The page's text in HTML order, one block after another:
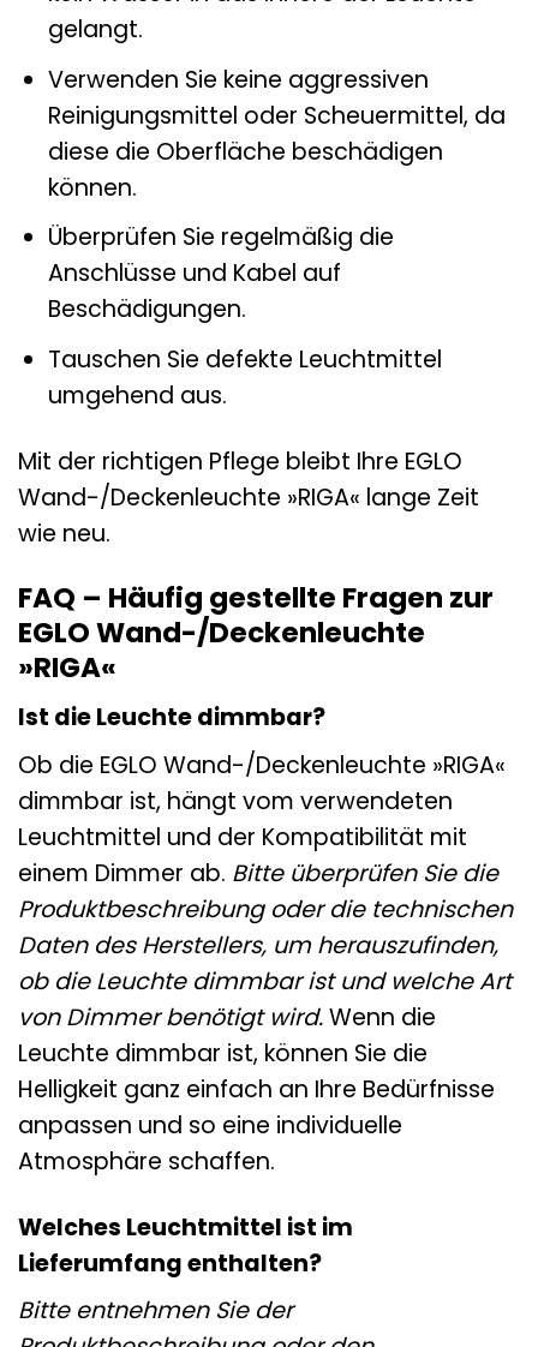
gelangt.
Verwenden Sie keine aggressiven
Reinigungsmittel oder Scheuermittel, da
diese die Oberfläche beschädigen
können.
Überprüfen Sie regelmäßig die
Anschlüsse und Kabel auf
Beschädigungen.
Tauschen Sie defekte Leuchtmittel
umgehend aus.
Mit der richtigen Pflege bleibt Ihre EGLO
Wand-/Deckenleuchte »RIGA« lange Zeit
wie neu.
FAQ – Häufig gestellte Fragen zur
EGLO Wand-/Deckenleuchte
»RIGA«
Ist die Leuchte dimmbar?
Ob die EGLO Wand-/Deckenleuchte »RIGA«
dimmbar ist, hängt vom verwendeten
Leuchtmittel und der Kompatibilität mit
einem Dimmer ab. Bitte überprüfen Sie die
Produktbeschreibung oder die technischen
Daten des Herstellers, um herauszufinden,
ob die Leuchte dimmbar ist und welche Art
von Dimmer benötigt wird.Wenn die
Leuchte dimmbar ist, können Sie die
Helligkeit ganz einfach an Ihre Bedürfnisse
anpassen und so eine individuelle
Atmosphäre schaffen.
Welches Leuchtmittel ist im
Lieferumfang enthalten?
Bitte entnehmen Sie der